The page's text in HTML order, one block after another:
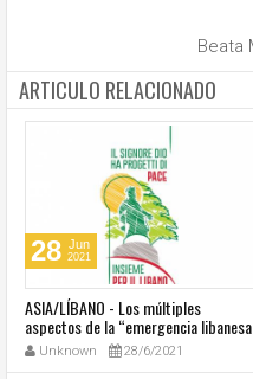
Beata
ARTICULO RELACIONADO
28 Jun
2021
ASIA/LÍBANO - Los múltiples
aspectos de la “emergencia
al centro de la cumbre eclesial
convocada por el Papa Francisco
Unknown 28/6/2021